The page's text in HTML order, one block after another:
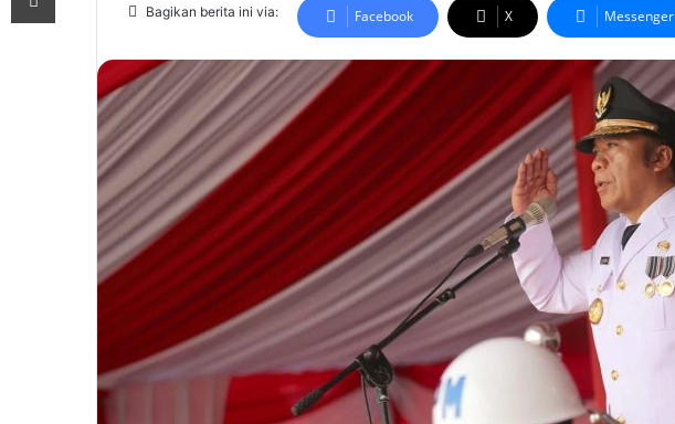
Bagikan berita ini via: Facebook X Messenger